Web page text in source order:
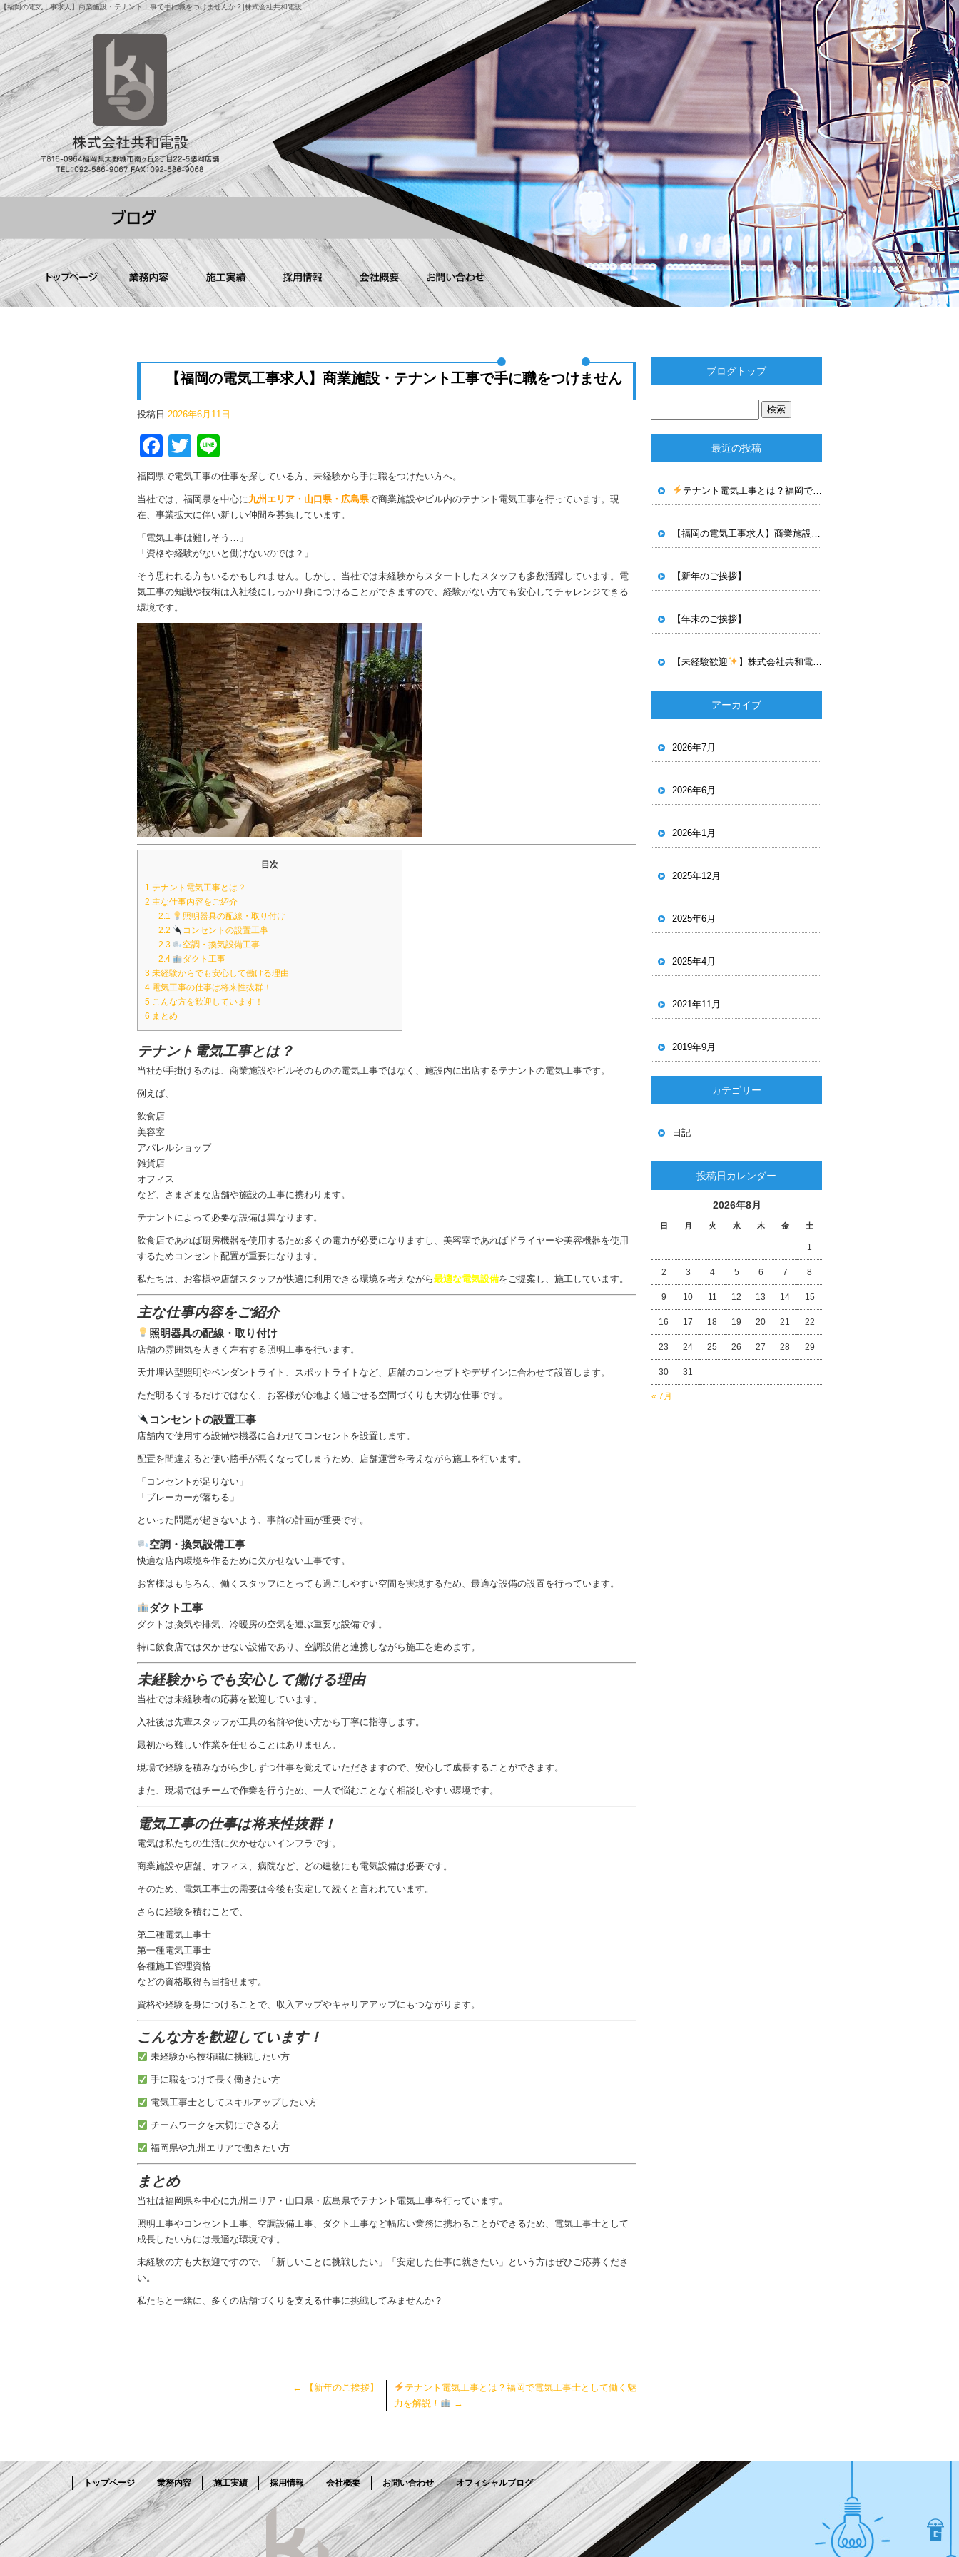
【福岡の電気工事求人】商業施設・テナント工事で手に職をつけませんか？|株式会社共和電設
【福岡の電気工事求人】商業施設・テナント工事で手に職をつけません
か？
投稿日 2026年6月11日
Facebook
Twitter
福岡県で電気工事の仕事を探している方、未経験から手に職をつけたい方へ。
当社では、福岡県を中心に 九州エリア・山口県・広島県で商業施設やビル内のテナント電気工事を行っています。現
在、事業拡大に伴い新しい仲間を募集しています。
「電気工事は難しそう…」
「資格や経験がないと働けないのでは？」
そう思われる方もいるかもしれません。しかし、当社では未経験からスタートしたスタッフも多数活躍しています。電
気工事の知識や技術は入社後にしっかり身につけることができますので、経験がない方でも安心してチャレンジできる
環境です。
目次
1 テナント電気工事とは？
2 主な仕事内容をご紹介
2.1
照明器具の配線・取り付け
2.2
コンセントの設置工事
2.3
空調・換気設備工事
2.4
ダクト工事
3 未経験からでも安心して働ける理由
4 電気工事の仕事は将来性抜群！
5 こんな方を歓迎しています！
6 まとめ
テナント電気工事とは？
当社が手掛けるのは、商業施設やビルそのものの電気工事ではなく、施設内に出店するテナントの電気工事です。
例えば、
飲食店
美容室
アパレルショップ
雑貨店
オフィス
など、さまざまな店舗や施設の工事に携わります。
テナントによって必要な設備は異なります。
飲食店であれば厨房機器を使用するため多くの電力が必要になりますし、美容室であればドライヤーや美容機器を使用
するためコンセント配置が重要になります。
私たちは、お客様や店舗スタッフが快適に利用できる環境を考えながら最適な電気設備をご提案し、施工しています。
主な仕事内容をご紹介
照明器具の配線・取り付け
店舗の雰囲気を大きく左右する照明工事を行います。
天井埋込型照明やペンダントライト、スポットライトなど、店舗のコンセプトやデザインに合わせて設置します。
ただ明るくするだけではなく、お客様が心地よく過ごせる空間づくりも大切な仕事です。
コンセントの設置工事
店舗内で使用する設備や機器に合わせてコンセントを設置します。
配置を間違えると使い勝手が悪くなってしまうため、店舗運営を考えながら施工を行います。
「コンセントが足りない」
「ブレーカーが落ちる」
といった問題が起きないよう、事前の計画が重要です。
空調・換気設備工事
快適な店内環境を作るために欠かせない工事です。
お客様はもちろん、働くスタッフにとっても過ごしやすい空間を実現するため、最適な設備の設置を行っています。
ダクト工事
ダクトは換気や排気、冷暖房の空気を運ぶ重要な設備です。
特に飲食店では欠かせない設備であり、空調設備と連携しながら施工を進めます。
未経験からでも安心して働ける理由
当社では未経験者の応募を歓迎しています。
入社後は先輩スタッフが工具の名前や使い方から丁寧に指導します。
最初から難しい作業を任せることはありません。
現場で経験を積みながら少しずつ仕事を覚えていただきますので、安心して成長することができます。
また、現場ではチームで作業を行うため、一人で悩むことなく相談しやすい環境です。
電気工事の仕事は将来性抜群！
電気は私たちの生活に欠かせないインフラです。
商業施設や店舗、オフィス、病院など、どの建物にも電気設備は必要です。
そのため、電気工事士の需要は今後も安定して続くと言われています。
さらに経験を積むことで、
第二種電気工事士
第一種電気工事士
各種施工管理資格
などの資格取得も目指せます。
資格や経験を身につけることで、収入アップやキャリアアップにもつながります。
こんな方を歓迎しています！
未経験から技術職に挑戦したい方
手に職をつけて長く働きたい方
電気工事士としてスキルアップしたい方
チームワークを大切にできる方
福岡県や九州エリアで働きたい方
まとめ
当社は福岡県を中心に九州エリア・山口県・広島県でテナント電気工事を行っています。
照明工事やコンセント工事、空調設備工事、ダクト工事など幅広い業務に携わることができるため、電気工事士として
成長したい方には最適な環境です。
未経験の方も大歓迎ですので、「新しいことに挑戦したい」「安定した仕事に就きたい」という方はぜひご応募くださ
い。
私たちと一緒に、多くの店舗づくりを支える仕事に挑戦してみませんか？
← 【新年のご挨拶】
テナント電気工事とは？福岡で電気工事士として働く魅
力を解説！
→
ブログトップ
最近の投稿
テナント電気工事とは？福岡で電気工事士として働く魅力を解説！
【福岡の電気工事求人】商業施設・テナント工事で手に職をつけませんか？
【新年のご挨拶】
【年末のご挨拶】
【未経験歓迎 】株式会社共和電設で電気工事スタッフ募集中！若手が活躍する明るい職場で一緒に働きませんか？
アーカイブ
2026年7月
2026年6月
2026年1月
2025年12月
2025年6月
2025年4月
2021年11月
2019年9月
カテゴリー
日記
投稿日カレンダー
2026年8月
日 月 火 水 木 金 土
« 7月
1
2 3 4 5 6 7 8
9 10 11 12 13 14 15
16 17 18 19 20 21 22
23 24 25 26 27 28 29
30 31
トップページ 業務内容 施工実績 採用情報 会社概要 お問い合わせ オフィシャルブログ